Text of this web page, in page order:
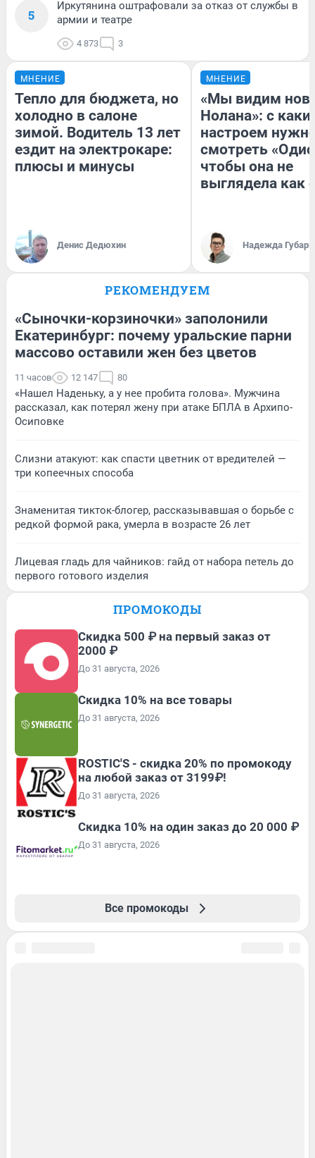
5
Иркутянина оштрафовали за отказ от службы в
армии и театре
4 873 3
МНЕНИЕ
Тепло для бюджета, но
холодно в салоне
зимой. Водитель 13 лет
ездит на электрокаре:
плюсы и минусы
Денис Дедюхин
МНЕНИЕ
«Мы видим
Нолана»: с
настроем
смотреть
чтобы она не
выглядела как
Надежда Губарь
РЕКОМЕНДУЕМ
«Сыночки-корзиночки» заполонили
Екатеринбург: почему уральские парни
массово оставили жен без цветов
11 часов 12 147 80
«Нашел Наденьку, а у нее пробита голова». Мужчина
рассказал, как потерял жену при атаке БПЛА в Архипо-
Осиповке
Слизни атакуют: как спасти цветник от вредителей —
три копеечных способа
Знаменитая тикток-блогер, рассказывавшая о борьбе с
редкой формой рака, умерла в возрасте 26 лет
Лицевая гладь для чайников: гайд от набора петель до
первого готового изделия
ПРОМОКОДЫ
Скидка 500 ₽ на первый заказ от
2000 ₽
До 31 августа, 2026
Скидка 10% на все товары
До 31 августа, 2026
ROSTIC'S - скидка 20% по промокоду
на любой заказ от 3199₽!
До 31 августа, 2026
Скидка 10% на один заказ до 20 000 ₽
До 31 августа, 2026
Все промокоды